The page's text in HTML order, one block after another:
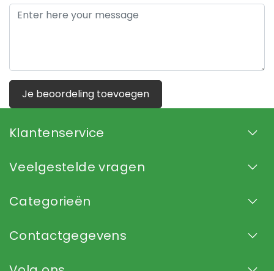
Je beoordeling toevoegen
Klantenservice
Veelgestelde vragen
Categorieën
Contactgegevens